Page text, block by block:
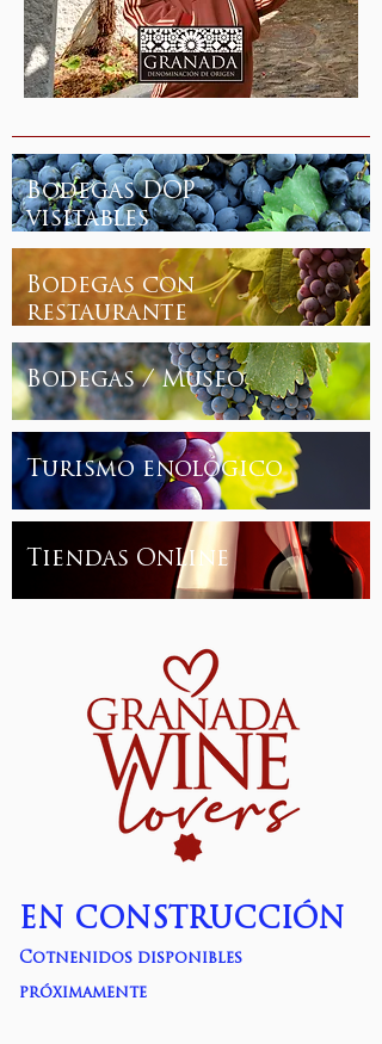
Bodegas DOP
visitables
Bodegas con
restaurante
Bodegas / Museo
Turismo enológico
Tiendas OnLine
EN CONSTRUCCIÓN
Cotnenidos disponibles
próximamente